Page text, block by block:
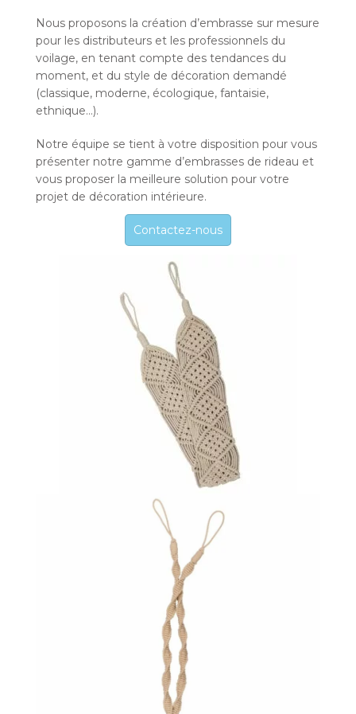
Nous proposons la création d’embrasse sur mesure
pour les distributeurs et les professionnels du
voilage, en tenant compte des tendances du
moment, et du style de décoration demandé
(classique, moderne, écologique, fantaisie,
ethnique…).
Notre équipe se tient à votre disposition pour vous
présenter notre gamme d’embrasses de rideau et
vous proposer la meilleure solution pour votre
projet de décoration intérieure.
Contactez-nous